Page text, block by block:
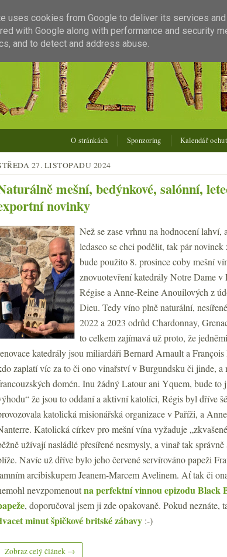
O stránkách Sponzoring Kalendář
27. LISTOPADU 2024
mešní, bedýnkové, salónní,
novinky
Než se zase vrhnu na hodnocení lahví,
ledasco se chci podělit, tak pár
bude použito 8. prosince coby mešní
znovuotevření katedrály Notre Dame
Régise a Anne-Reine Anouilových z
Dieu. Tedy víno plně naturální,
2022 a 2023 odrůd Chardonnay,
to celkem zajímavá už proto, že
katedrály jsou miliardáři Bernard Arnault a
zaplatí víc za to či ono vinařství v Burgundsku či jinde, a
domén. Inu žádný Latour ani Yquem, bude to
že jsou to oddaní a aktivní katolíci, Régis byl dříve
katolická misionářská organizace v Paříži, a
Katolická církev pro mešní vína vyžaduje
užívají nasládlé přesířené nesmysly, a vinař tak
Navíc už dříve bylo jeho červené servírováno papeži
arcibiskupem Jeanem-Marcem Avelinem. Ať tak či
nevzpomenoutna perfektní vinnou epizodu Black
, doporučoval jsem ji zde opakovaně. Pokud neznáte,
minut špičkové britské zábavy :-)
Zobraz celý článek →
uses cookies from Google to deliver its services
with Google along with performance and security
and to detect and address abuse.